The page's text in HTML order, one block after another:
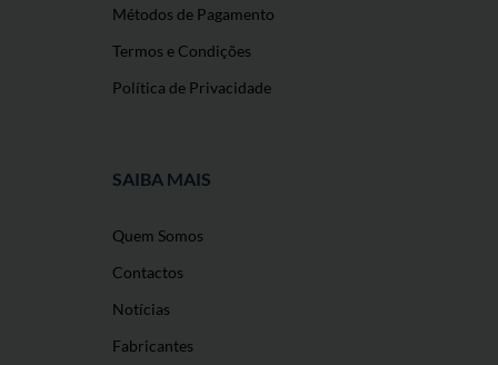
Métodos de Pagamento
Termos e Condições
Política de Privacidade
SAIBA MAIS
Quem Somos
Contactos
Notícias
Fabricantes